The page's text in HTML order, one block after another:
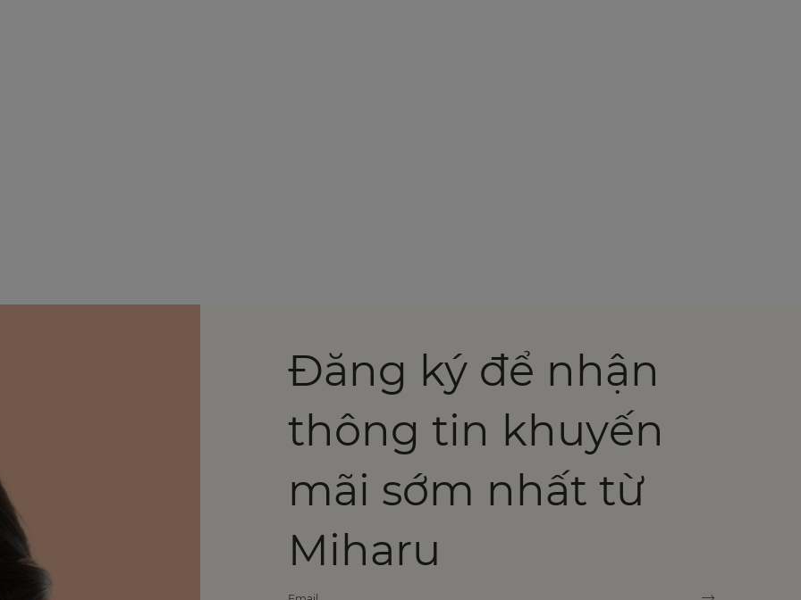
Đăng ký để nhận
thông tin khuyến
mãi sớm nhất từ
Miharu